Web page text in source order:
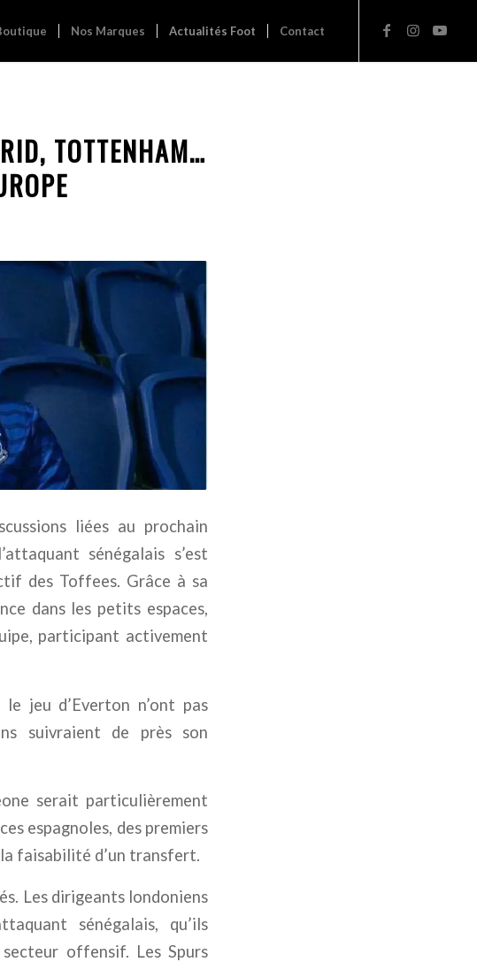
Nos Marques Actualités Foot Contact
TOTTENHAM…
liées au prochain
sénégalais s’est
des Toffees. Grâce à sa
dans les petits espaces,
participant activement
jeu d’Everton n’ont pas
suivraient de près son
serait particulièrement
espagnoles, des premiers
faisabilité d’un transfert.
Les dirigeants londoniens
sénégalais, qu’ils
offensif. Les Spurs